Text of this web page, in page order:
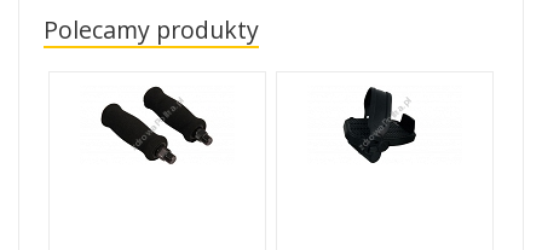
Polecamy produkty